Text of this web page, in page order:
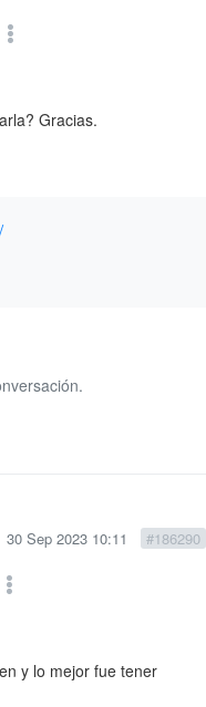
Gracias.
30 Sep 2023 10:11 #186290
y lo mejor fue tener